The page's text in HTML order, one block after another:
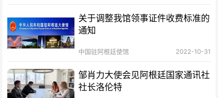
关于调整我馆领事证件收费标准的
通知
中国驻阿根廷使馆 2022-10-31
邹肖力大使会见阿根廷国家通讯社
社长洛伦特